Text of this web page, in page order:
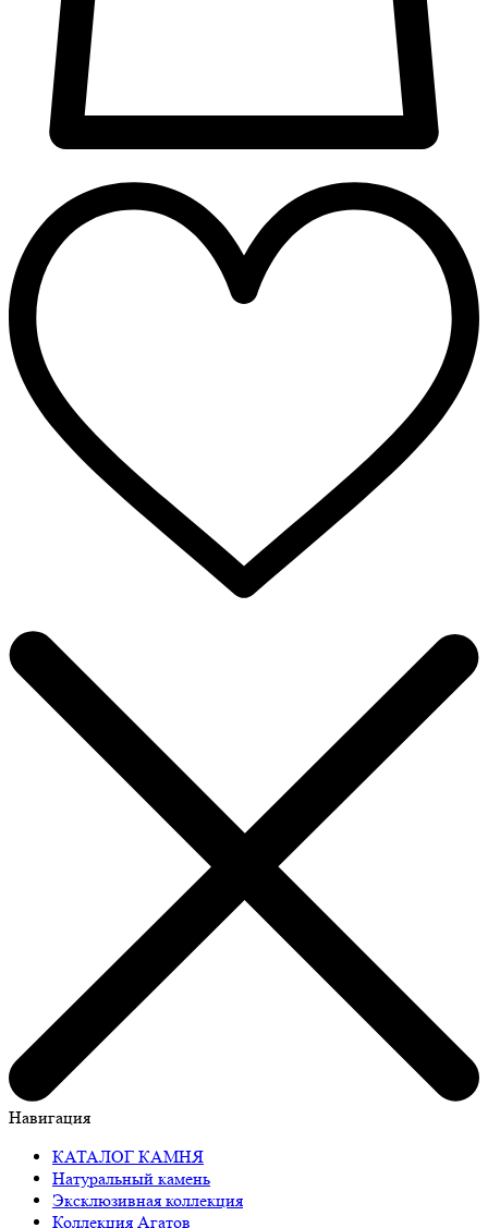
Навигация
КАТАЛОГ КАМНЯ
Натуральный камень
Эксклюзивная коллекция
Коллекция Агатов